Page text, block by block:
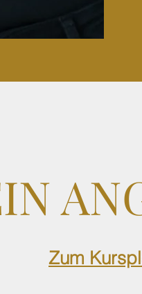
Zum